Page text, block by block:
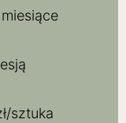
sztuka